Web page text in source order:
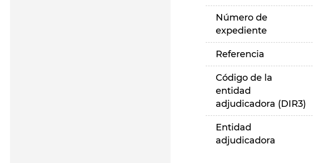
Número de
expediente
Referencia
Código de la
entidad
adjudicadora (DIR3)
Entidad
adjudicadora